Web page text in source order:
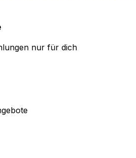
nur für dich